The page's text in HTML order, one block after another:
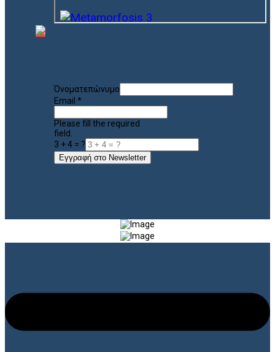
Όνοματεπώνυμο
Email *
Please fill the required
field.
3 + 4 = ?
Εγγραφή στο Newsletter